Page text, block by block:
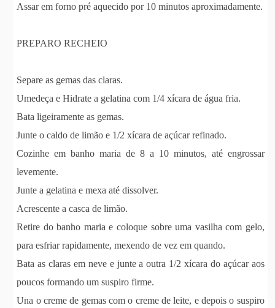
Assar em forno pré aquecido por 10 minutos aproximadamente.
PREPARO RECHEIO
Separe as gemas das claras.
Umedeça e Hidrate a gelatina com 1/4 xícara de água fria.
Bata ligeiramente as gemas.
Junte o caldo de limão e 1/2 xícara de açúcar refinado.
Cozinhe em banho maria de 8 a 10 minutos, até engrossar
levemente.
Junte a gelatina e mexa até dissolver.
Acrescente a casca de limão.
Retire do banho maria e coloque sobre uma vasilha com gelo,
para esfriar rapidamente, mexendo de vez em quando.
Bata as claras em neve e junte a outra 1/2 xícara do açúcar aos
poucos formando um suspiro firme.
Una o creme de gemas com o creme de leite, e depois o suspiro